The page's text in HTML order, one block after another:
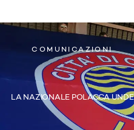
COMUNICAZIONI
LA NAZIONALE POLACCA